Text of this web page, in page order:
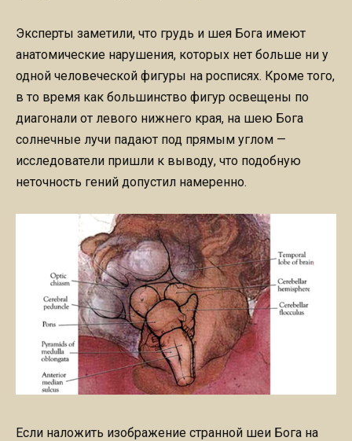
Эксперты заметили, что грудь и шея Бога имеют
анатомические нарушения, которых нет больше ни у
одной человеческой фигуры на росписях. Кроме того,
в то время как большинство фигур освещены по
диагонали от левого нижнего края, на шею Бога
солнечные лучи падают под прямым углом —
исследователи пришли к выводу, что подобную
неточность гений допустил намеренно.
Если наложить изображение странной шеи Бога на